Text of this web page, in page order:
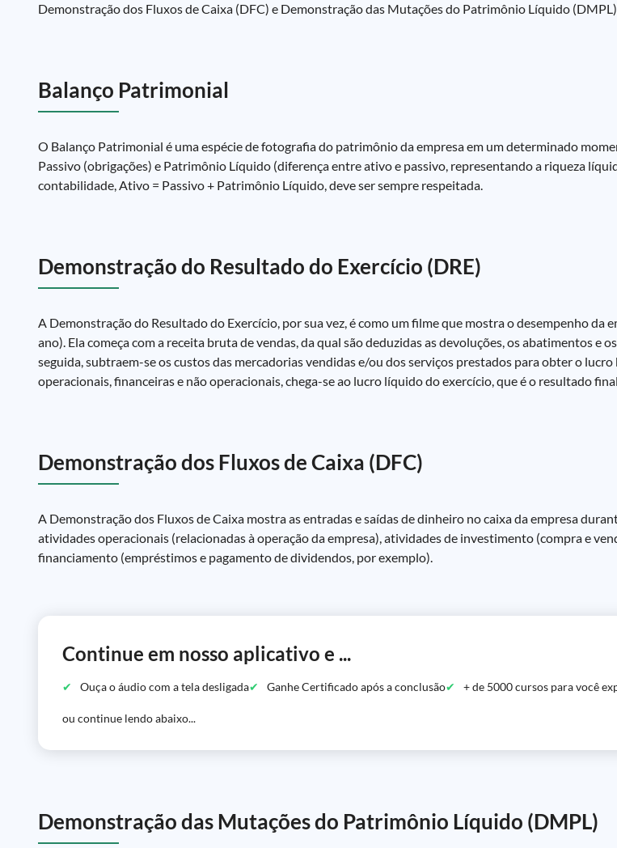
Demonstração dos Fluxos de Caixa (DFC) e Demonstração das Mutações do Patrimônio Líquido
Balanço Patrimonial
O Balanço Patrimonial é uma espécie de fotografia do patrimônio da empresa em um determinado
Passivo (obrigações) e Patrimônio Líquido (diferença entre ativo e passivo, representando a riqueza
contabilidade, Ativo = Passivo + Patrimônio Líquido, deve ser sempre respeitada.
Demonstração do Resultado do Exercício (DRE)
A Demonstração do Resultado do Exercício, por sua vez, é como um filme que mostra o desempenho da
ano). Ela começa com a receita bruta de vendas, da qual são deduzidas as devoluções, os abatimentos e
seguida, subtraem-se os custos das mercadorias vendidas e/ou dos serviços prestados para obter o
operacionais, financeiras e não operacionais, chega-se ao lucro líquido do exercício, que é o resultado
Demonstração dos Fluxos de Caixa (DFC)
A Demonstração dos Fluxos de Caixa mostra as entradas e saídas de dinheiro no caixa da empresa
atividades operacionais (relacionadas à operação da empresa), atividades de investimento (compra e
financiamento (empréstimos e pagamento de dividendos, por exemplo).
Continue em nosso aplicativo e ...
Ouça o áudio com a tela desligada Ganhe Certificado após a conclusão + de 5000 cursos para você
ou continue lendo abaixo...
Demonstração das Mutações do Patrimônio Líquido (DMPL)